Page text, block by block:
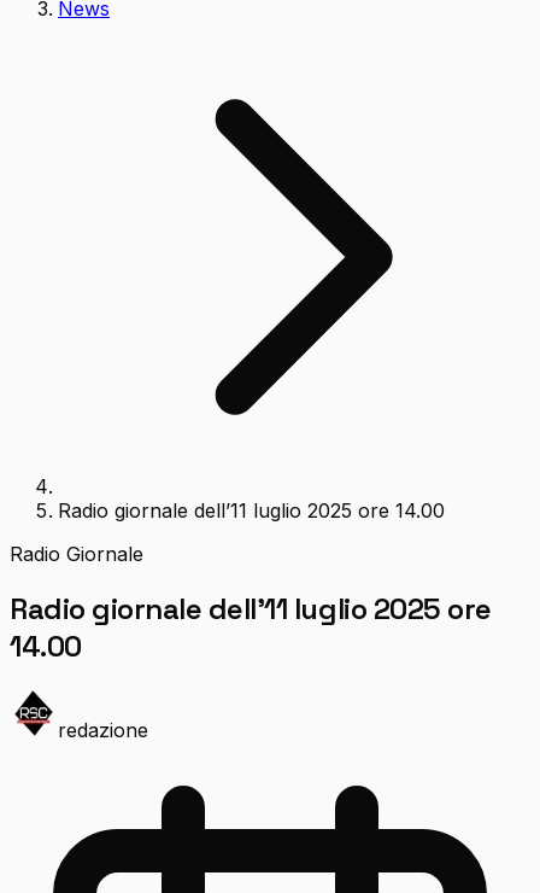
News
Radio giornale dell’11 luglio 2025 ore 14.00
Radio Giornale
Radio giornale dell’11 luglio 2025 ore
14.00
redazione